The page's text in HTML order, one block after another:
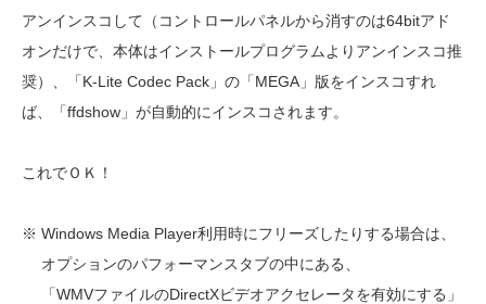
アンインスコして（コントロールパネルから消すのは64bitアド
オンだけで、本体はインストールプログラムよりアンインスコ推
奨）、「K-Lite Codec Pack」の「MEGA」版をインスコすれ
ば、「ffdshow」が自動的にインスコされます。
これでＯＫ！
※ Windows Media Player利用時にフリーズしたりする場合は、
オプションのパフォーマンスタブの中にある、
「WMVファイルのDirectXビデオアクセレータを有効にする」